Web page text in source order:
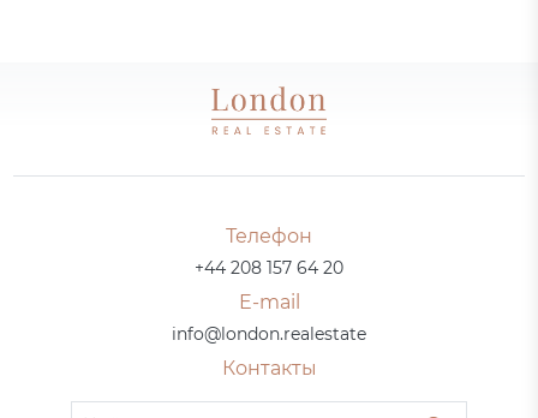
Телефон
+44 208 157 64 20
E-mail
info@london.realestate
Контакты